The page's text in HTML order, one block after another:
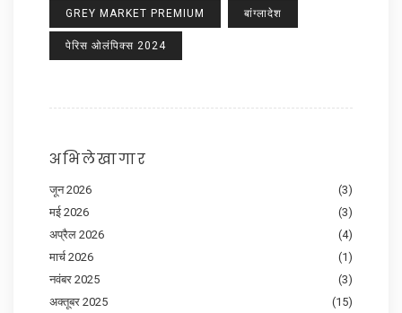
GREY MARKET PREMIUM बांग्लादेश
पेरिस ओलंपिक्स 2024
अभिलेखागार
जून 2026
(3)
मई 2026
(3)
अप्रैल 2026
(4)
मार्च 2026
(1)
नवंबर 2025
(3)
अक्तूबर 2025
(15)